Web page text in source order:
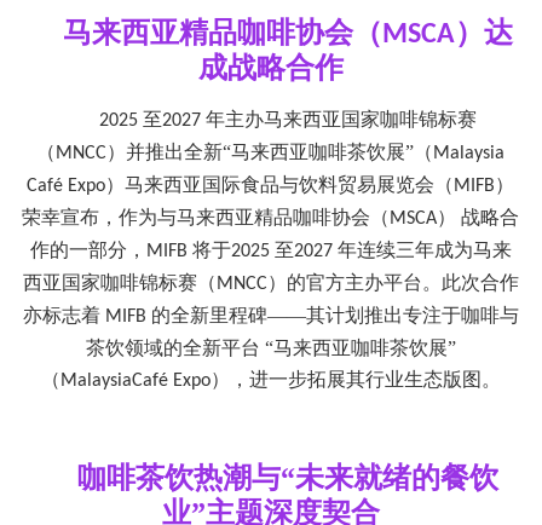
马来西亚精品咖啡协会（MSCA）达
成战略合作
2025 至2027 年主办马来西亚国家咖啡锦标赛
（ MNCC）并推出全新“马来西亚咖啡茶饮展”（ Malaysia
Café Expo）马来西亚国际食品与饮料贸易展览会（ MIFB）
荣幸宣布，作为与马来西亚精品咖啡协会（ MSCA） 战略合
作的一部分， MIFB 将于2025 至2027 年连续三年成为马来
西亚国家咖啡锦标赛（ MNCC） 的官方主办平台。此次合作
亦标志着 MIFB 的全新里程碑——其计划推出专注于咖啡与
茶饮领域的全新平台 “马来西亚咖啡茶饮展”
（ MalaysiaCafé Expo），进一步拓展其行业生态版图。
咖啡茶饮热潮与“未来就绪的餐饮
业”主题深度契合